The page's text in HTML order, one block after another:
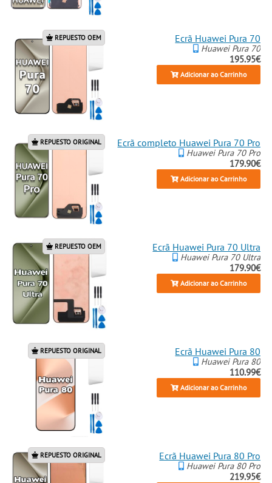
REPUESTO OEM Ecrã Huawei Pura 70
Huawei Pura 70
195.95€
Adicionar ao Carrinho
REPUESTO ORIGINAL Ecrã completo Huawei Pura 70 Pro
Huawei Pura 70 Pro
179.90€
Adicionar ao Carrinho
REPUESTO OEM Ecrã Huawei Pura 70 Ultra
Huawei Pura 70 Ultra
179.90€
Adicionar ao Carrinho
REPUESTO ORIGINAL Ecrã Huawei Pura 80
Huawei Pura 80
110.99€
Adicionar ao Carrinho
REPUESTO ORIGINAL Ecrã Huawei Pura 80 Pro
Huawei Pura 80 Pro
219.95€